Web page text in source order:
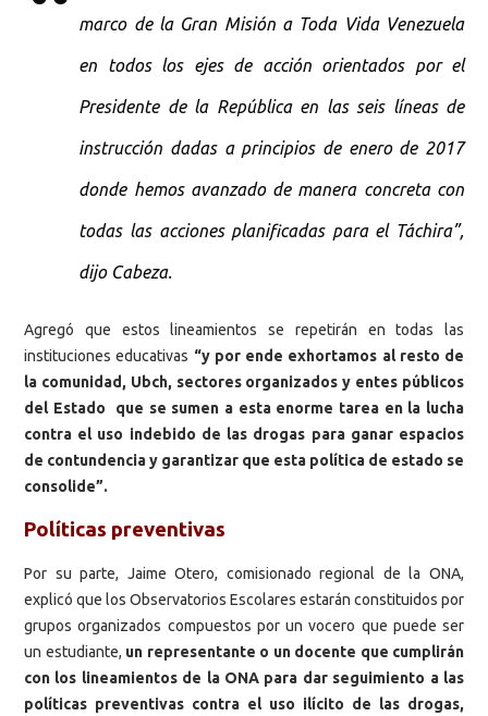
marco de la Gran Misión a Toda Vida Venezuela
en todos los ejes de acción orientados por el
Presidente de la República en las seis líneas de
instrucción dadas a principios de enero de 2017
donde hemos avanzado de manera concreta con
todas las acciones planificadas para el Táchira”,
dijo Cabeza.
Agregó que estos lineamientos se repetirán en todas las
instituciones educativas “y por ende exhortamos al resto de
la comunidad, Ubch, sectores organizados y entes públicos
del Estado que se sumen a esta enorme tarea en la lucha
contra el uso indebido de las drogas para ganar espacios
de contundencia y garantizar que esta política de estado se
consolide”.
Políticas preventivas
Por su parte, Jaime Otero, comisionado regional de la ONA,
explicó que los Observatorios Escolares estarán constituidos por
grupos organizados compuestos por un vocero que puede ser
un estudiante, un representante o un docente que cumplirán
con los lineamientos de la ONA para dar seguimiento a las
políticas preventivas contra el uso ilícito de las drogas,